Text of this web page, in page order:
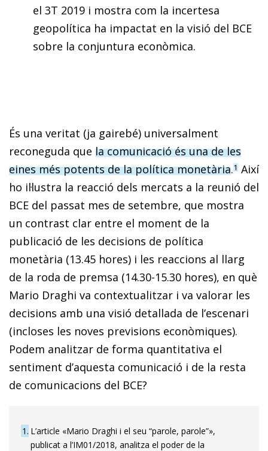
el 3T 2019 i mostra com la incertesa
geopolítica ha impactat en la visió del BCE
sobre la conjuntura econòmica.
És una veritat (ja gairebé) universalment
reconeguda que la comunicació és una de les
eines més potents de la política monetària.1 Així
ho il·lustra la reacció dels mercats a la reunió del
BCE del passat mes de setembre, que mostra
un contrast clar entre el moment de la
publicació de les decisions de política
monetària (13.45 hores) i les reaccions al llarg
de la roda de premsa (14.30-15.30 hores), en què
Mario Draghi va contextualitzar i va valorar les
decisions amb una visió detallada de l’escenari
(incloses les noves previsions econòmiques).
Podem analitzar de forma quantitativa el
sentiment d’aquesta comunicació i de la resta
de comunicacions del BCE?
1 L’article «Mario Draghi i el seu “parole, parole”»,
publicat a l’IM01/2018, analitza el poder de la